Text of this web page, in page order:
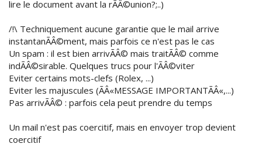
lire le document avant la rÃÂ©union?;..)
/!\ Techniquement aucune garantie que le mail arrive
instantanÃÂ©ment, mais parfois ce n'est pas le cas
Un spam : il est bien arrivÃÂ© mais traitÃÂ© comme
indÃÂ©sirable. Quelques trucs pour l'ÃÂ©viter
Eviter certains mots-clefs (Rolex, ...)
Eviter les majuscules (ÃÂ«MESSAGE IMPORTANTÃÂ«,...)
Pas arrivÃÂ© : parfois cela peut prendre du temps
Un mail n'est pas coercitif, mais en envoyer trop devient
coercitif